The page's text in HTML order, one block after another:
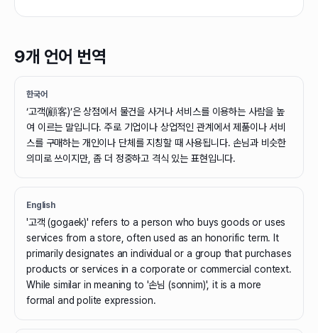
9개 언어 번역
한국어
‘고객(顧客)’은 상점에서 물건을 사거나 서비스를 이용하는 사람을 높
여 이르는 말입니다. 주로 기업이나 상업적인 관계에서 제품이나 서비
스를 구매하는 개인이나 단체를 지칭할 때 사용됩니다. 손님과 비슷한
의미로 쓰이지만, 좀 더 정중하고 격식 있는 표현입니다.
English
'고객 (gogaek)' refers to a person who buys goods or uses
services from a store, often used as an honorific term. It
primarily designates an individual or a group that purchases
products or services in a corporate or commercial context.
While similar in meaning to '손님 (sonnim)', it is a more
formal and polite expression.